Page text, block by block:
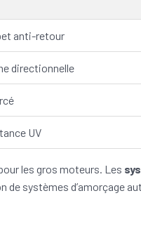
anti-retour
directionnelle
UV
les gros moteurs. Les
de systèmes d’amorçage